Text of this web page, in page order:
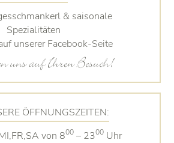
& saisonale
Spezialitäten
unsererFacebook-Seite
uns auf Ihren Besuch!
ÖFFNUNGSZEITEN:
von 800 – 2300 Uhr